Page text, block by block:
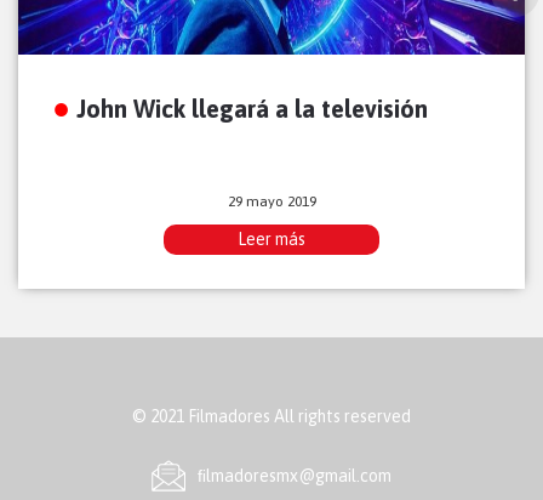
John Wick llegará a la televisión
29 mayo 2019
Leer más
© 2021 Filmadores All rights reserved
ﬁlmadoresmx@gmail.com